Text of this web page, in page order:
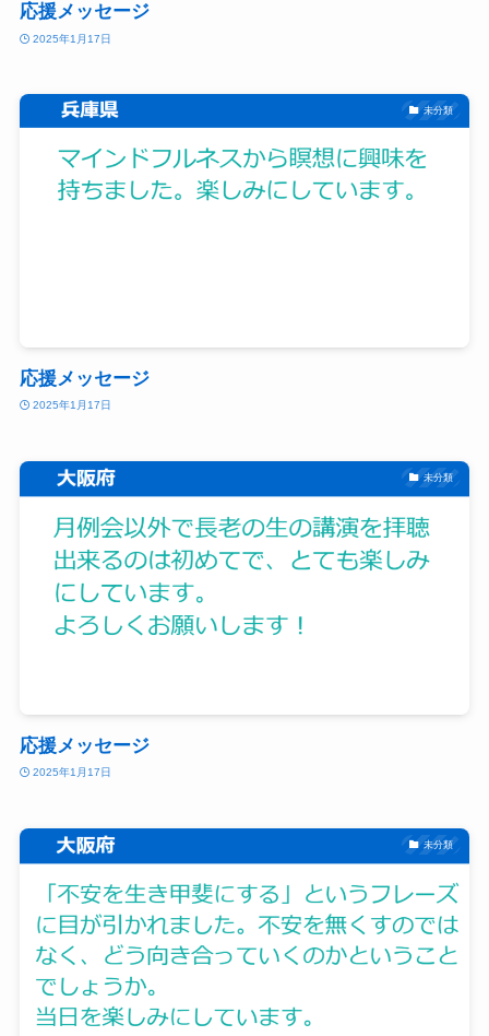
応援メッセージ
2025年1月17日
未分類
応援メッセージ
2025年1月17日
未分類
応援メッセージ
2025年1月17日
未分類